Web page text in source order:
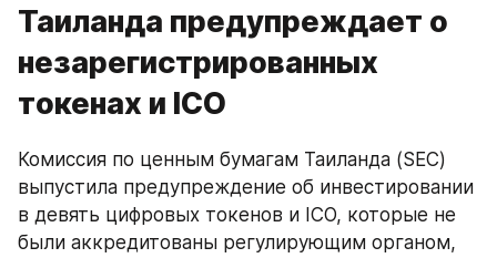
Таиланда предупреждает о
незарегистрированных
токенах и ICO
Комиссия по ценным бумагам Таиланда (SEC)
выпустила предупреждение об инвестировании
в девять цифровых токенов и ICO, которые не
были аккредитованы регулирующим органом,